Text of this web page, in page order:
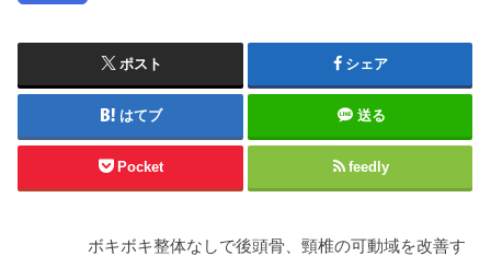
ポスト シェア
はてブ 送る
Pocket feedly
ボキボキ整体なしで後頭骨、頸椎の可動域を改善す